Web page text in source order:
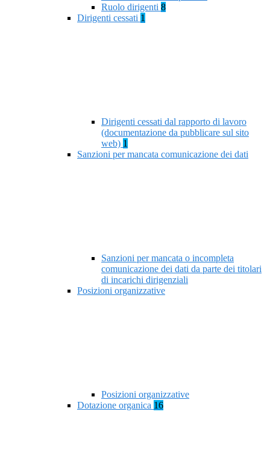
Ruolo dirigenti 8
Dirigenti cessati 1
Dirigenti cessati dal rapporto di lavoro
(documentazione da pubblicare sul sito
web) 1
Sanzioni per mancata comunicazione dei dati
Sanzioni per mancata o incompleta
comunicazione dei dati da parte dei titolari
di incarichi dirigenziali
Posizioni organizzative
Posizioni organizzative
Dotazione organica 16